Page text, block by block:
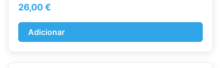
26,00€
Adicionar